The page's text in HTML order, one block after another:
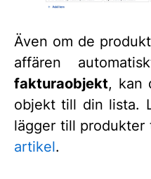
Även om de
affären
fakturaobjekt, kan
objekt till din lista.
lägger till produkter
artikel.